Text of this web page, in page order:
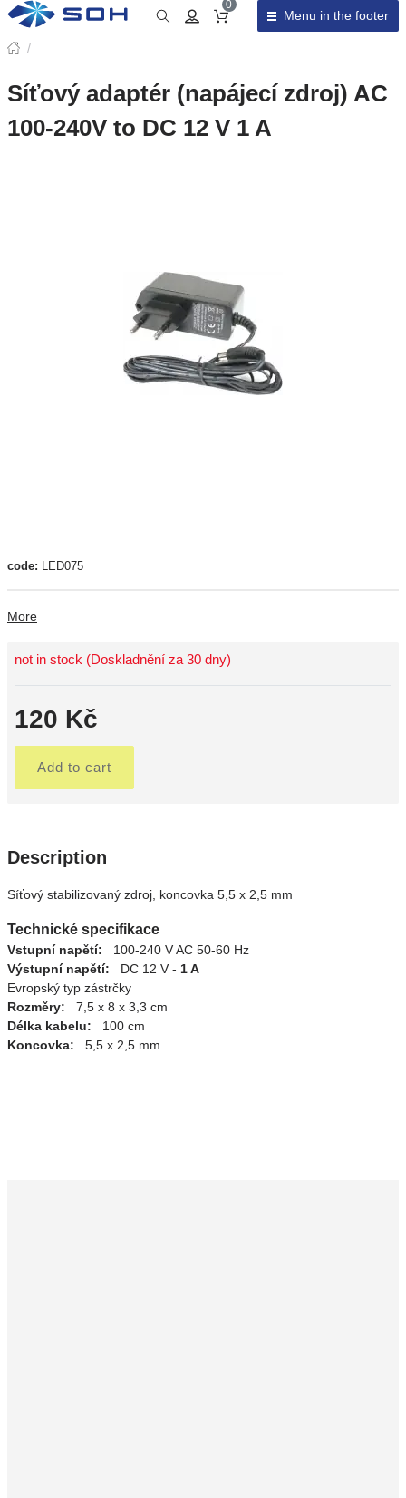
Cart total
0
Menu in the footer
/
Síťový adaptér (napájecí zdroj) AC
100-240V to DC 12 V 1 A
code: LED075
More
not in stock (Doskladnění za 30 dny)
120 Kč
Add to cart
Description
Síťový stabilizovaný zdroj, koncovka 5,5 x 2,5 mm
Technické specifikace
Vstupní napětí: 100-240 V AC 50-60 Hz
Výstupní napětí: DC 12 V - 1 A
Evropský typ zástrčky
Rozměry: 7,5 x 8 x 3,3 cm
Délka kabelu: 100 cm
Koncovka: 5,5 x 2,5 mm